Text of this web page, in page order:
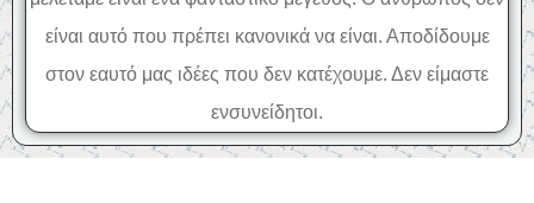
είναι αυτό που πρέπει κανονικά να είναι. Αποδίδουμε
στον εαυτό μας ιδέες που δεν κατέχουμε. Δεν είμαστε
ενσυνείδητοι.